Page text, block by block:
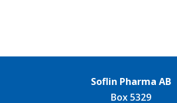
Soflin Pharma AB
Box 5329